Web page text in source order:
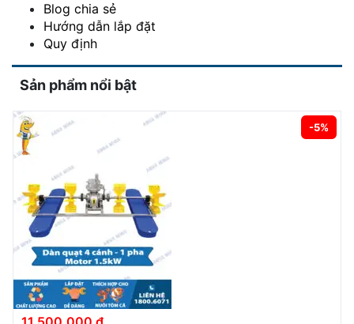
Blog chia sẻ
Hướng dẫn lắp đặt
Quy định
Sản phẩm nổi bật
-5%